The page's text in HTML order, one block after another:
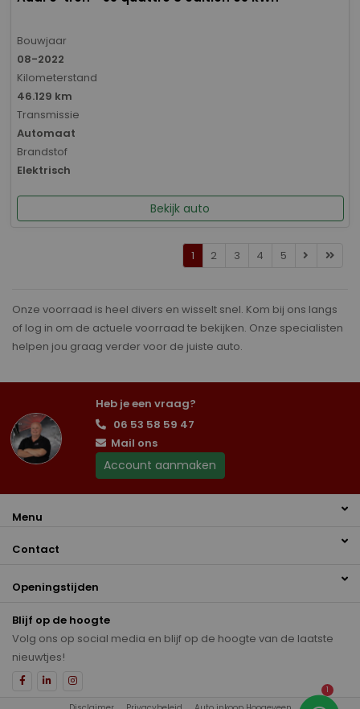
Bouwjaar
08-2022
Kilometerstand
46.129 km
Transmissie
Automaat
Brandstof
Elektrisch
Bekijk auto
1 2 3 4 5
Onze voorraad is heel divers en wisselt snel. Kom bij ons langs
of log in om de actuele voorraad te bekijken. Onze specialisten
helpen jou graag verder voor de juiste auto.
Heb je een vraag?
06 53 58 59 47
Mail ons
Account aanmaken
Menu
Contact
Openingstijden
Blijf op de hoogte
Volg ons op social media en blijf op de hoogte van de laatste
nieuwtjes!
1